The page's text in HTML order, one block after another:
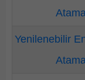
Yenilenebilir